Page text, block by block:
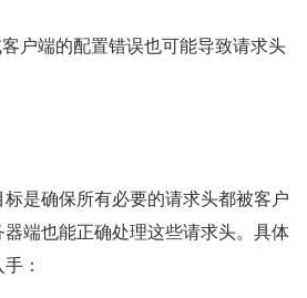
户端的配置错误也可能导致请求头
是确保所有必要的请求头都被客户
端也能正确处理这些请求头。具体
：